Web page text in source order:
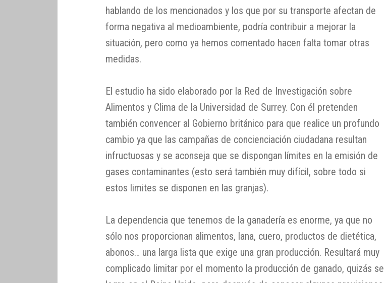
hablando de los mencionados y los que por su transporte afectan de
forma negativa al medioambiente, podría contribuir a mejorar la
situación, pero como ya hemos comentado hacen falta tomar otras
medidas.
El estudio ha sido elaborado por la Red de Investigación sobre
Alimentos y Clima de la Universidad de Surrey. Con él pretenden
también convencer al Gobierno británico para que realice un profundo
cambio ya que las campañas de concienciación ciudadana resultan
infructuosas y se aconseja que se dispongan límites en la emisión de
gases contaminantes (esto será también muy difícil, sobre todo si
estos limites se disponen en las granjas).
La dependencia que tenemos de la ganadería es enorme, ya que no
sólo nos proporcionan alimentos, lana, cuero, productos de dietética,
abonos… una larga lista que exige una gran producción. Resultará muy
complicado limitar por el momento la producción de ganado, quizás se